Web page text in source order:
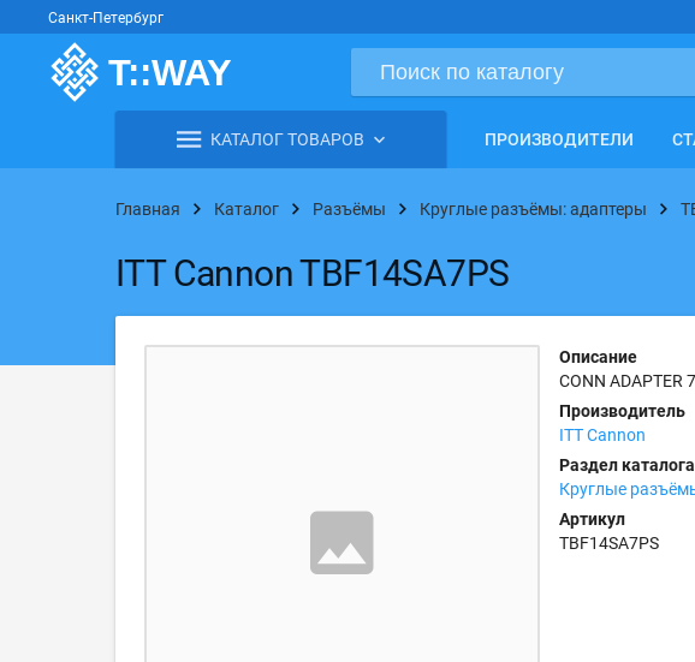
Санкт-Петербург
КАТАЛОГ ТОВАРОВ ПРОИЗВОДИТЕЛИ
Главная Каталог Разъёмы Круглые разъёмы: адаптеры
ITT Cannon TBF14SA7PS
Описание
CONN ADAPTER
Производитель
ITT Cannon
Раздел каталога
Круглые
Артикул
TBF14SA7PS